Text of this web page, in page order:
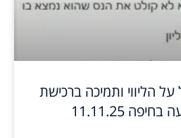
הליווי ותמיכה ברכישת
11.11.25